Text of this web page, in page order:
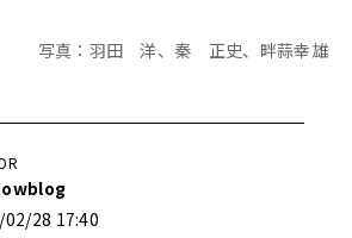
写真：羽田 洋、秦 正史、畔蒜幸雄
02/28 17:40